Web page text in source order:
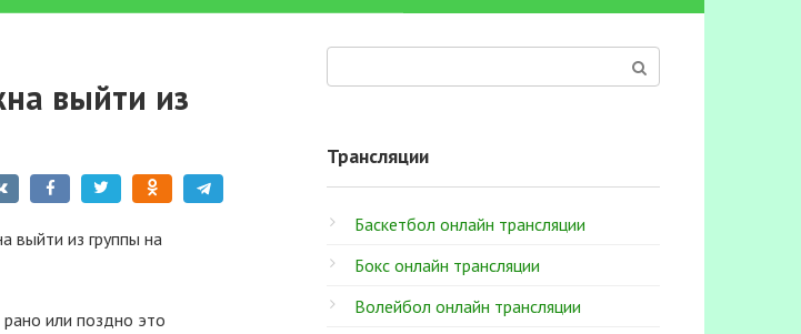
выйти из
выйти из группы на
или поздно это
Трансляции
Баскетбол онлайн трансляции
Бокс онлайн трансляции
Волейбол онлайн трансляции